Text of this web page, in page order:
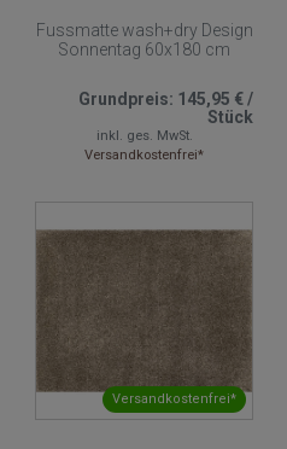
Fussmatte wash+dry Design
Sonnentag 60x180 cm
Grundpreis: 145,95 €/
Stück
inkl. ges. MwSt.
Versandkostenfrei*
Versandkostenfrei*